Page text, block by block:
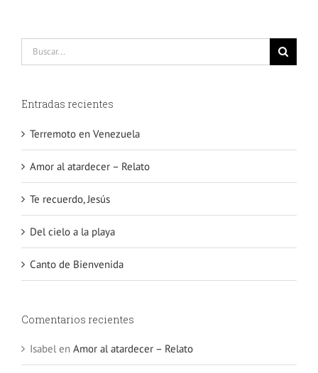
Buscar:
Entradas recientes
Terremoto en Venezuela
Amor al atardecer – Relato
Te recuerdo, Jesús
Del cielo a la playa
Canto de Bienvenida
Comentarios recientes
Isabelen Amor al atardecer – Relato